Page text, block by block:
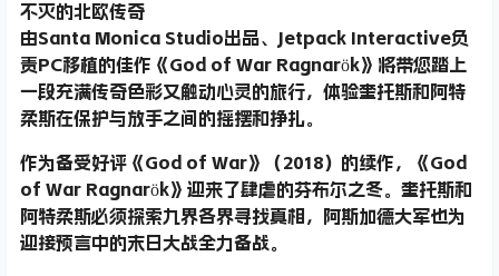
不灭的北欧传奇
由Santa Monica Studio出品、Jetpack Interactive负
责PC移植的佳作《God of War Ragnarök》将带您踏上
一段充满传奇色彩又触动心灵的旅行，体验奎托斯和阿特
柔斯在保护与放手之间的摇摆和挣扎。
作为备受好评《God of War》（2018）的续作，《God
of War Ragnarök》迎来了肆虐的芬布尔之冬。奎托斯和
阿特柔斯必须探索九界各界寻找真相，阿斯加德大军也为
迎接预言中的末日大战全力备战。